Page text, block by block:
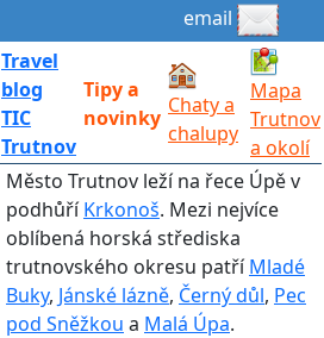
email
Travel
blog
TIC
Trutnov
Tipy a
novinky
Chaty a
chalupy
Mapa
Trutnov
a okolí
Město Trutnov leží na řece Úpě v
podhůříKrkonoš. Mezi nejvíce
oblíbená horská střediska
trutnovského okresu patříMladé
Buky, Jánské lázně, Černý důl, Pec
pod Sněžkou a Malá Úpa.